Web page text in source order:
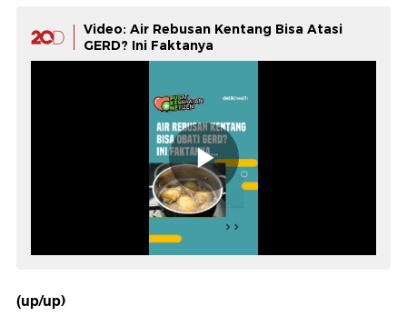
Video: Air Rebusan Kentang Bisa Atasi
GERD? Ini Faktanya
(up/up)